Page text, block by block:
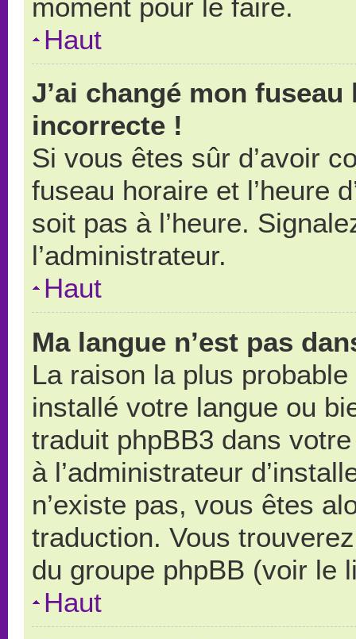
moment pour le faire.
Haut
J’ai changé mon
incorrecte !
Si vous êtes sûr d’avoir
fuseau horaire et l’heure
soit pas à l’heure.
l’administrateur.
Haut
Ma langue n’est pas
La raison la plus probable
installé votre langue ou
traduit phpBB3 dans
à l’administrateur
n’existe pas, vous êtes
traduction. Vous
du groupe phpBB (voir le
Haut